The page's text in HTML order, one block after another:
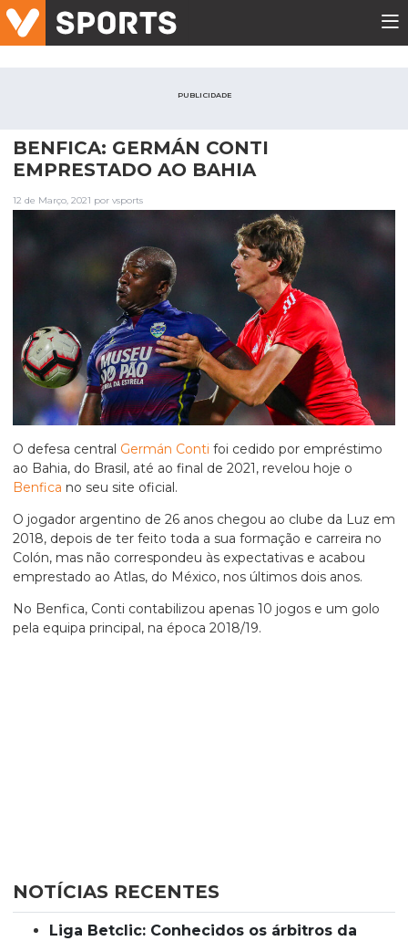
PUBLICIDADE
BENFICA: GERMÁN CONTI
EMPRESTADO AO BAHIA
12 de Março, 2021 por vsports
O defesa central Germán Conti foi cedido por empréstimo
ao Bahia, do Brasil, até ao final de 2021, revelou hoje o
Benfica no seu site oficial.
O jogador argentino de 26 anos chegou ao clube da Luz em
2018, depois de ter feito toda a sua formação e carreira no
Colón, mas não correspondeu às expectativas e acabou
emprestado ao Atlas, do México, nos últimos dois anos.
No Benfica, Conti contabilizou apenas 10 jogos e um golo
pela equipa principal, na época 2018/19.
NOTÍCIAS RECENTES
Liga Betclic: Conhecidos os árbitros da